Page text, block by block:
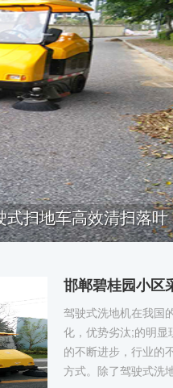
扫地车高效清扫落叶
邯郸碧桂园小区
驾驶式洗地机在我国
化，优势劣汰;的明显
的不断进步，行业的
方式。除了驾驶式洗